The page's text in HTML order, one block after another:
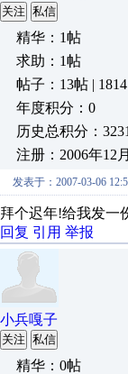
关注 私信
精华：1帖
求助：1帖
帖子：13帖 | 1814
年度积分：0
历史总积分：3231
注册：2006年12
发表于：2007-03-06
拜个迟年!给我发一
回复 引用 举报
小兵嘎子
关注 私信
精华：0帖